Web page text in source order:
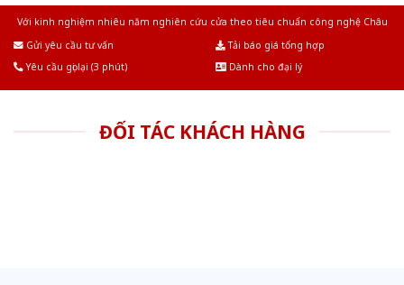
Với kinh nghiệm nhiêu năm nghiên cứu cửa theo tiêu chuẩn công nghệ Châu
Gửi yêu cầu tư vấn
Tải báo giá tổng hợp
Yêu cầu gọi lại (3 phút)
Dành cho đại lý
ĐỐI TÁC KHÁCH HÀNG